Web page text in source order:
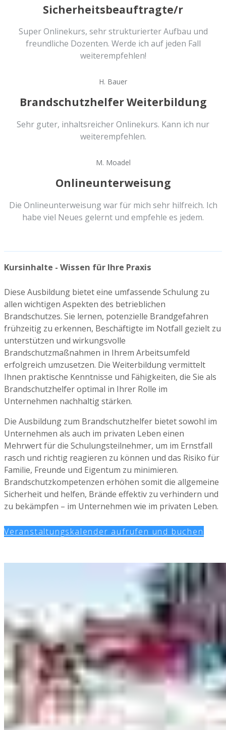
Sicherheitsbeauftragte/r
Super Onlinekurs, sehr strukturierter Aufbau und
freundliche Dozenten. Werde ich auf jeden Fall
weiterempfehlen!
H. Bauer
Brandschutzhelfer Weiterbildung
Sehr guter, inhaltsreicher Onlinekurs. Kann ich nur
weiterempfehlen.
M. Moadel
Onlineunterweisung
Die Onlineunterweisung war für mich sehr hilfreich. Ich
habe viel Neues gelernt und empfehle es jedem.
Kursinhalte - Wissen für Ihre Praxis
Diese Ausbildung bietet eine umfassende Schulung zu
allen wichtigen Aspekten des betrieblichen
Brandschutzes. Sie lernen, potenzielle Brandgefahren
frühzeitig zu erkennen, Beschäftigte im Notfall gezielt zu
unterstützen und wirkungsvolle
Brandschutzmaßnahmen in Ihrem Arbeitsumfeld
erfolgreich umzusetzen. Die Weiterbildung vermittelt
Ihnen praktische Kenntnisse und Fähigkeiten, die Sie als
Brandschutzhelfer optimal in Ihrer Rolle im
Unternehmen nachhaltig stärken.
Die Ausbildung zum Brandschutzhelfer bietet sowohl im
Unternehmen als auch im privaten Leben einen
Mehrwert für die Schulungsteilnehmer, um im Ernstfall
rasch und richtig reagieren zu können und das Risiko für
Familie, Freunde und Eigentum zu minimieren.
Brandschutzkompetenzen erhöhen somit die allgemeine
Sicherheit und helfen, Brände effektiv zu verhindern und
zu bekämpfen – im Unternehmen wie im privaten Leben.
Veranstaltungskalender aufrufen und buchen